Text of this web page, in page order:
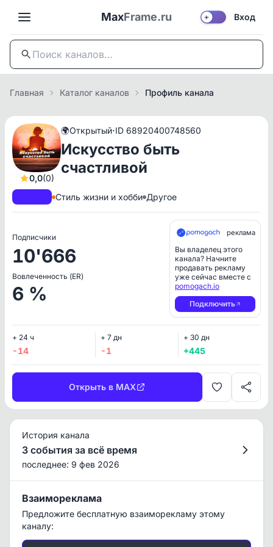
MaxFrame.ru ☀️ Вход
Главная Каталог каналов Профиль канала
0,0(0)
🌍Открытый·ID 68920400748560
Искусство быть
счастливой
Стиль жизни и хобби Другое
Подписчики
10'666
Вовлеченность (ER)
6 %
реклама
Вы владелец этого
канала? Начните
продавать рекламу
уже сейчас вместе с
pomogach.io
Подключить
+ 24 ч
-14
+ 7 дн
-1
+ 30 дн
+445
Открыть в MAX
История канала
3 события за всё время
последнее: 9 фев 2026
Взаимореклама
Предложите бесплатную взаиморекламу этому
каналу: